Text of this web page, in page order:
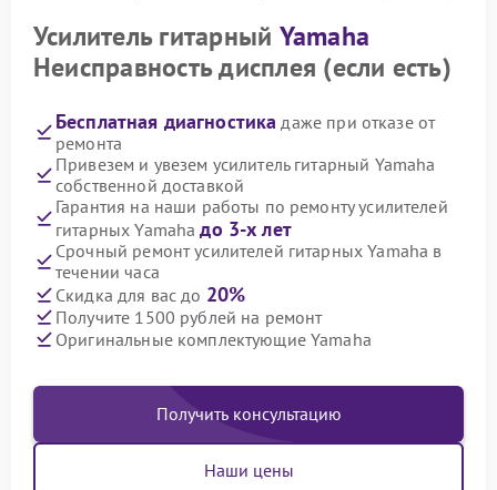
Усилитель гитарный Yamaha
Неисправность дисплея (если есть)
Бесплатная диагностика даже при отказе от
ремонта
Привезем и увезем усилитель гитарный Yamaha
собственной доставкой
Гарантия на наши работы по ремонту усилителей
гитарных Yamahaдо 3-х лет
Срочный ремонт усилителей гитарных Yamaha в
течении часа
Скидка для вас до 20%
Получите 1500 рублей на ремонт
Оригинальные комплектующие Yamaha
Получить консультацию
Наши цены